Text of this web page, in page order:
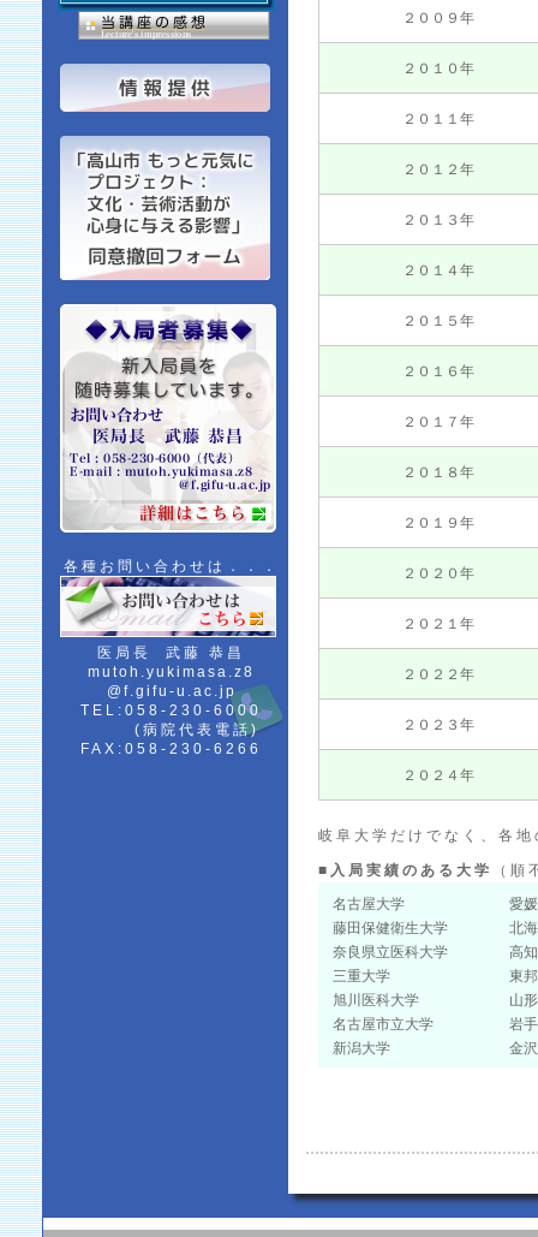
各種お問い合わせは．．．
医局長 武藤 恭昌
mutoh.yukimasa.z8
@f.gifu-u.ac.jp
TEL:058-230-6000
(病院代表電話)
FAX:058-230-6266
２００９年
２０１０年
２０１１年
２０１２年
２０１３年
２０１４年
２０１５年
２０１６年
２０１７年
２０１８年
２０１９年
２０２０年
２０２１年
２０２２年
２０２３年
２０２４年
岐阜大学だけでなく、各
■入局実績のある大学
（順
名古屋大学
愛
藤田保健衛生大学
北
奈良県立医科大学
高
三重大学
東
旭川医科大学
山
名古屋市立大学
岩
新潟大学
金